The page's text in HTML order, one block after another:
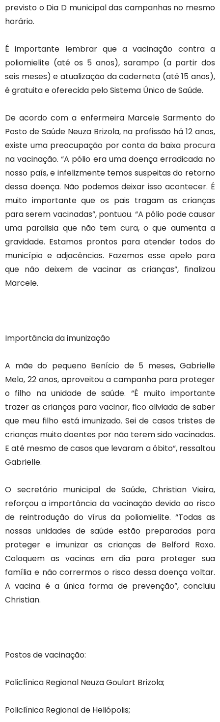
previsto o Dia D municipal das campanhas no mesmo
horário.
É importante lembrar que a vacinação contra a
poliomielite (até os 5 anos), sarampo (a partir dos
seis meses) e atualização da caderneta (até 15 anos),
é gratuita e oferecida pelo Sistema Único de Saúde.
De acordo com a enfermeira Marcele Sarmento do
Posto de Saúde Neuza Brizola, na profissão há 12 anos,
existe uma preocupação por conta da baixa procura
na vacinação. “A pólio era uma doença erradicada no
nosso país, e infelizmente temos suspeitas do retorno
dessa doença. Não podemos deixar isso acontecer. É
muito importante que os pais tragam as crianças
para serem vacinadas”, pontuou. “A pólio pode causar
uma paralisia que não tem cura, o que aumenta a
gravidade. Estamos prontos para atender todos do
município e adjacências. Fazemos esse apelo para
que não deixem de vacinar as crianças”, finalizou
Marcele.
Importância da imunização
A mãe do pequeno Benício de 5 meses, Gabrielle
Melo, 22 anos, aproveitou a campanha para proteger
o filho na unidade de saúde. “É muito importante
trazer as crianças para vacinar, fico aliviada de saber
que meu filho está imunizado. Sei de casos tristes de
crianças muito doentes por não terem sido vacinadas.
E até mesmo de casos que levaram a óbito”, ressaltou
Gabrielle.
O secretário municipal de Saúde, Christian Vieira,
reforçou a importância da vacinação devido ao risco
de reintrodução do vírus da poliomielite. “Todas as
nossas unidades de saúde estão preparadas para
proteger e imunizar as crianças de Belford Roxo.
Coloquem as vacinas em dia para proteger sua
família e não corrermos o risco dessa doença voltar.
A vacina é a única forma de prevenção”, concluiu
Christian.
Postos de vacinação:
Policlínica Regional Neuza Goulart Brizola;
Policlínica Regional de Heliópolis;